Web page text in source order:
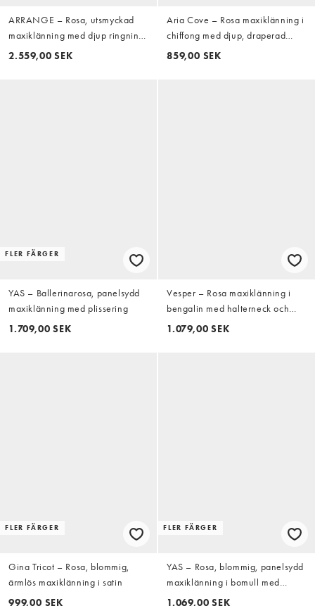
ARRANGE – Rosa, utsmyckad
maxiklänning med djup ringning
och halterneck
2.559,00 SEK
Aria Cove – Rosa maxiklänning i
chiffong med djup, draperad
ringning, scarfdetalj och
859,00 SEK
FLER FÄRGER
YAS – Ballerinarosa, panelsydd
maxiklänning med plissering
1.709,00 SEK
Vesper – Rosa maxiklänning i
bengalin med halterneck och
djup halsringning
1.079,00 SEK
FLER FÄRGER
Gina Tricot – Rosa, blommig,
ärmlös maxiklänning i satin
999,00 SEK
FLER FÄRGER
YAS – Rosa, blommig, panelsydd
maxiklänning i bomull med
volymärmar
1.069,00 SEK